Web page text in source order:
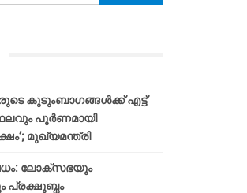
കുടുംബാഗങ്ങൾക്ക് എട്ട്
പൂർണമായി
മുഖ്യമന്ത്രി
ലോക്സഭയും
പ്രക്ഷുബ്ധം